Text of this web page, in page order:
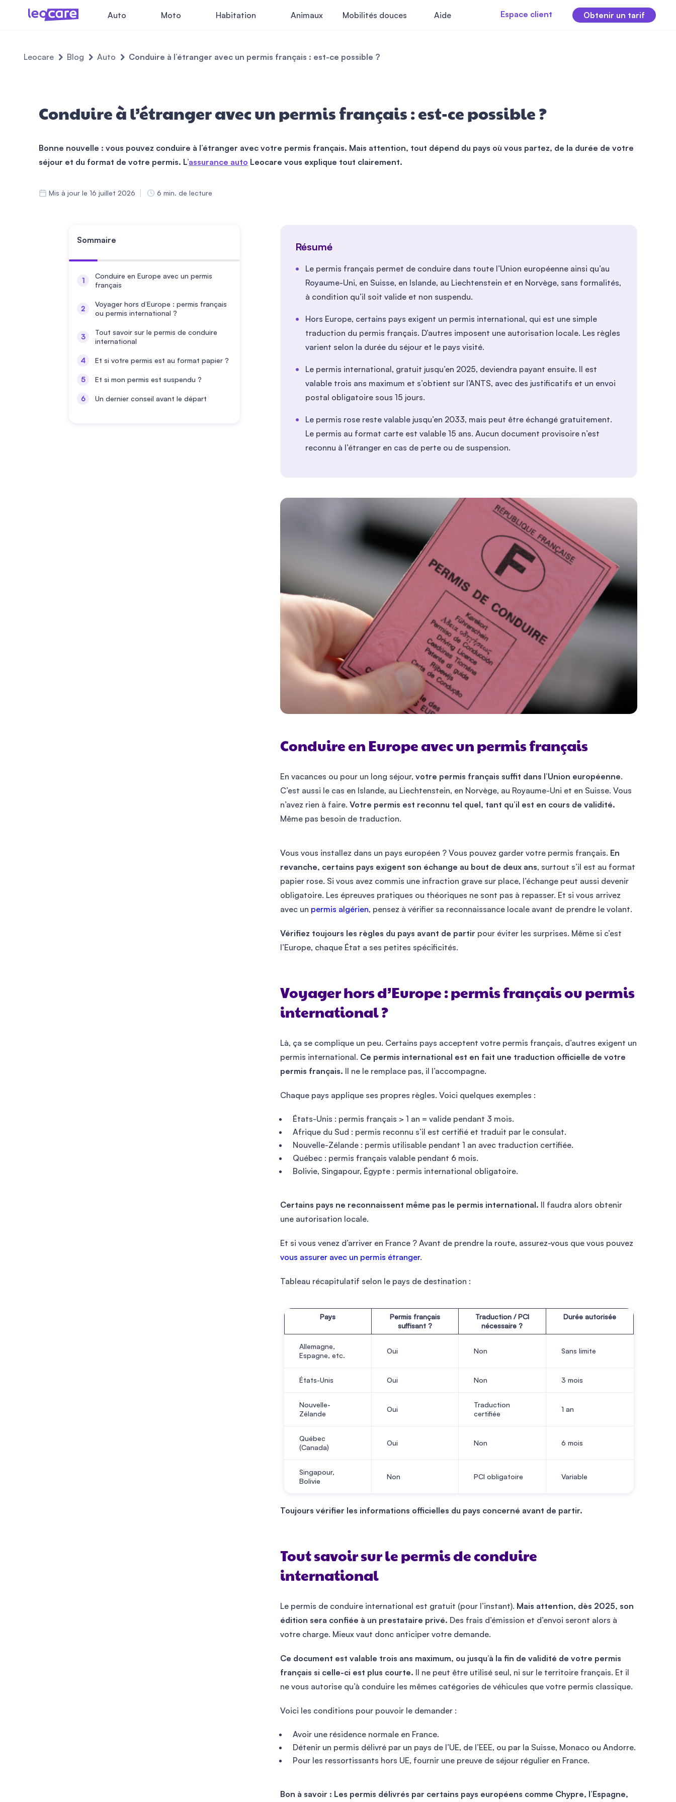
Auto Moto Habitation Animaux Mobilités douces Aide Espace client Obtenir un tarif
Leocare Blog Auto Conduire à l’étranger avec un permis français : est-ce possible ?
Conduire à l’étranger avec un permis français : est-ce possible ?
Bonne nouvelle : vous pouvez conduire à l’étranger avec votre permis français. Mais attention, tout dépend du pays où vous partez, de la durée de votre
séjour et du format de votre permis. L’assurance auto Leocare vous explique tout clairement.
Mis à jour le 16 juillet 2026 6 min. de lecture
Sommaire
Conduire en Europe avec un permis
français
Voyager hors d’Europe : permis français
ou permis international ?
Tout savoir sur le permis de conduire
international
Et si votre permis est au format papier ?
Et si mon permis est suspendu ?
Un dernier conseil avant le départ
Résumé
Le permis français permet de conduire dans toute l’Union européenne ainsi qu’au
Royaume-Uni, en Suisse, en Islande, au Liechtenstein et en Norvège, sans formalités,
à condition qu’il soit valide et non suspendu.
Hors Europe, certains pays exigent un permis international, qui est une simple
traduction du permis français. D’autres imposent une autorisation locale. Les règles
varient selon la durée du séjour et le pays visité.
Le permis international, gratuit jusqu’en 2025, deviendra payant ensuite. Il est
valable trois ans maximum et s’obtient sur l’ANTS, avec des justificatifs et un envoi
postal obligatoire sous 15 jours.
Le permis rose reste valable jusqu’en 2033, mais peut être échangé gratuitement.
Le permis au format carte est valable 15 ans. Aucun document provisoire n’est
reconnu à l’étranger en cas de perte ou de suspension.
Conduire en Europe avec un permis français
En vacances ou pour un long séjour, votre permis français suffit dans l’Union européenne.
C’est aussi le cas en Islande, au Liechtenstein, en Norvège, au Royaume-Uni et en Suisse. Vous
n’avez rien à faire. Votre permis est reconnu tel quel, tant qu’il est en cours de validité.
Même pas besoin de traduction.
Vous vous installez dans un pays européen ? Vous pouvez garder votre permis français. En
revanche, certains pays exigent son échange au bout de deux ans, surtout s’il est au format
papier rose. Si vous avez commis une infraction grave sur place, l’échange peut aussi devenir
obligatoire. Les épreuves pratiques ou théoriques ne sont pas à repasser. Et si vous arrivez
avec un permis algérien, pensez à vérifier sa reconnaissance locale avant de prendre le volant.
Vérifiez toujours les règles du pays avant de partir pour éviter les surprises. Même si c’est
l’Europe, chaque État a ses petites spécificités.
Voyager hors d’Europe : permis français ou permis
international ?
Là, ça se complique un peu. Certains pays acceptent votre permis français, d’autres exigent un
permis international. Ce permis international est en fait une traduction officielle de votre
permis français. Il ne le remplace pas, il l’accompagne.
Chaque pays applique ses propres règles. Voici quelques exemples :
États-Unis : permis français > 1 an = valide pendant 3 mois.
Afrique du Sud : permis reconnu s’il est certifié et traduit par le consulat.
Nouvelle-Zélande : permis utilisable pendant 1 an avec traduction certifiée.
Québec : permis français valable pendant 6 mois.
Bolivie, Singapour, Égypte : permis international obligatoire.
Certains pays ne reconnaissent même pas le permis international. Il faudra alors obtenir
une autorisation locale.
Et si vous venez d’arriver en France ? Avant de prendre la route, assurez-vous que vous pouvez
vous assurer avec un permis étranger.
Tableau récapitulatif selon le pays de destination :
Pays
Permis français
suffisant ?
Traduction / PCI
nécessaire ?
Durée autorisée
Allemagne,
Espagne, etc.
Oui Non Sans limite
États-Unis Oui Non 3 mois
Nouvelle-
Zélande
Oui
Traduction
certifiée
1 an
Québec
(Canada)
Oui Non 6 mois
Singapour,
Bolivie
Non PCI obligatoire Variable
Toujours vérifier les informations officielles du pays concerné avant de partir.
Tout savoir sur le permis de conduire
international
Le permis de conduire international est gratuit (pour l’instant). Mais attention, dès 2025, son
édition sera confiée à un prestataire privé. Des frais d’émission et d’envoi seront alors à
votre charge. Mieux vaut donc anticiper votre demande.
Ce document est valable trois ans maximum, ou jusqu’à la fin de validité de votre permis
français si celle-ci est plus courte. Il ne peut être utilisé seul, ni sur le territoire français. Et il
ne vous autorise qu’à conduire les mêmes catégories de véhicules que votre permis classique.
Voici les conditions pour pouvoir le demander :
Avoir une résidence normale en France.
Détenir un permis délivré par un pays de l’UE, de l’EEE, ou par la Suisse, Monaco ou Andorre.
Pour les ressortissants hors UE, fournir une preuve de séjour régulier en France.
Bon à savoir : Les permis délivrés par certains pays européens comme Chypre, l’Espagne,